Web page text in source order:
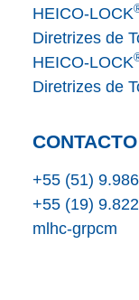
HEICO-LOCK
Diretrizes de
HEICO-LOCK
Diretrizes de
CONTACTO
+55 (51)
+55 (19)
m hc-grpcm